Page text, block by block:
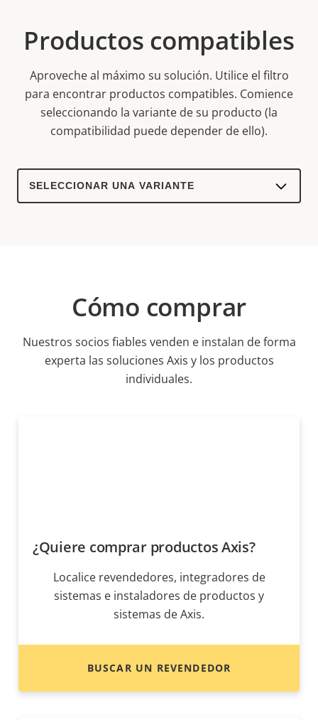
Productos compatibles
Aproveche al máximo su solución. Utilice el filtro
para encontrar productos compatibles. Comience
seleccionando la variante de su producto (la
compatibilidad puede depender de ello).
Select
product
Cómo comprar
Nuestros socios fiables venden e instalan de forma
experta las soluciones Axis y los productos
individuales.
¿Quiere comprar productos Axis?
Localice revendedores, integradores de
sistemas e instaladores de productos y
sistemas de Axis.
BUSCAR UN REVENDEDOR